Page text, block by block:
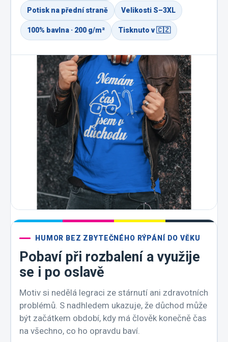
Potisk na přední straně Velikosti S–3XL
100% bavlna · 200 g/m² Tisknuto v 🇨🇿
HUMOR BEZ ZBYTEČNÉHO RÝPÁNÍ DO VĚKU
Pobaví při rozbalení a využije
se i po oslavě
Motiv si nedělá legraci ze stárnutí ani zdravotních
problémů. S nadhledem ukazuje, že důchod může
být začátkem období, kdy má člověk konečně čas
na všechno, co ho opravdu baví.